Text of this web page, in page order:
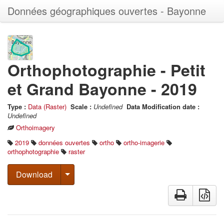
Données géographiques ouvertes - Bayonne
Orthophotographie - Petit
et Grand Bayonne - 2019
Type : Data (Raster) Scale : Undefined Data Modification date :
Undefined
Orthoimagery
2019
données ouvertes ortho
ortho-imagerie
orthophotographie
raster
Download